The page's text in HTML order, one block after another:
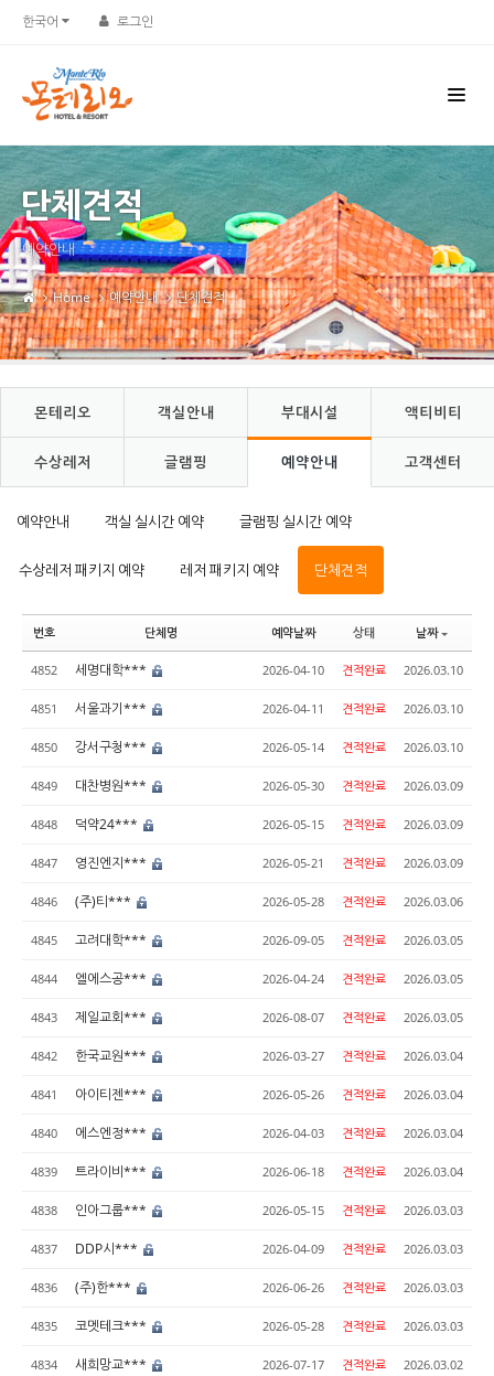
한국어 로그인
단체견적
예약안내
Home 예약안내 단체견적
몬테리오 객실안내 부대시설 액티비티
수상레저 글램핑 예약안내 고객센터
예약안내 객실 실시간 예약 글램핑 실시간 예약
수상레저 패키지 예약 레저 패키지 예약 단체견적
번호 단체명 예약날짜 상태 날짜
4852 세명대학*** 2026-04-10 견적완료 2026.03.10
4851 서울과기*** 2026-04-11 견적완료 2026.03.10
4850 강서구청*** 2026-05-14 견적완료 2026.03.10
4849 대찬병원*** 2026-05-30 견적완료 2026.03.09
4848 덕약24*** 2026-05-15 견적완료 2026.03.09
4847 영진엔지*** 2026-05-21 견적완료 2026.03.09
4846 (주)티*** 2026-05-28 견적완료 2026.03.06
4845 고려대학*** 2026-09-05 견적완료 2026.03.05
4844 엘에스공*** 2026-04-24 견적완료 2026.03.05
4843 제일교회*** 2026-08-07 견적완료 2026.03.05
4842 한국교원*** 2026-03-27 견적완료 2026.03.04
4841 아이티젠*** 2026-05-26 견적완료 2026.03.04
4840 에스엔정*** 2026-04-03 견적완료 2026.03.04
4839 트라이비*** 2026-06-18 견적완료 2026.03.04
4838 인아그룹*** 2026-05-15 견적완료 2026.03.03
4837 DDP시*** 2026-04-09 견적완료 2026.03.03
4836 (주)한*** 2026-06-26 견적완료 2026.03.03
4835 코멧테크*** 2026-05-28 견적완료 2026.03.03
4834 새희망교*** 2026-07-17 견적완료 2026.03.02
Sketchbook5, 스케치북5